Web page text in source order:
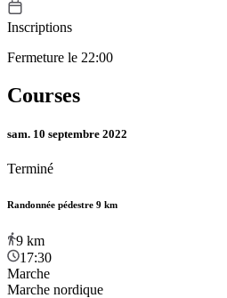
Inscriptions
Fermeture le 22:00
Courses
sam. 10 septembre 2022
Terminé
Randonnée pédestre 9 km
9 km
17:30
Marche
Marche nordique